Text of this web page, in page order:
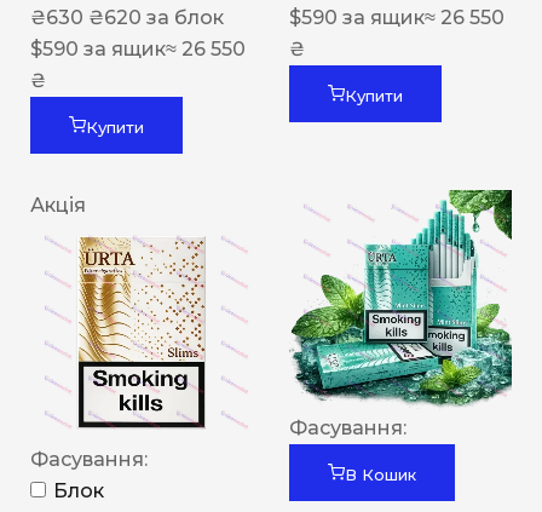
₴630 ₴620 за блок
$590 за ящик≈ 26 550
₴
Купити
$590 за ящик≈ 26 550
₴
Купити
Акція
Фасування:
Блок
Фасування:
В Кошик